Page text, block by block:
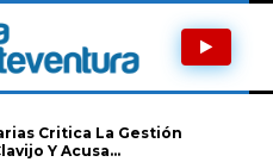
Critica La Gestión
Y Acusa...